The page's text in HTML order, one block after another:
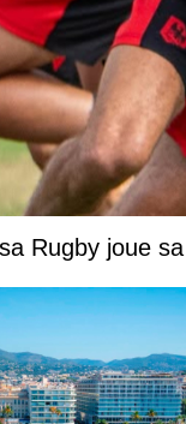
Rugby joue